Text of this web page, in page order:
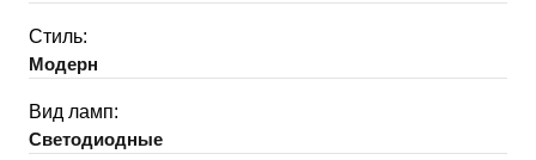
Стиль:
Модерн
Вид ламп:
Светодиодные